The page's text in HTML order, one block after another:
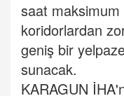
saat
koridorlardan
geniş bir
sunacak.
KARAGUN